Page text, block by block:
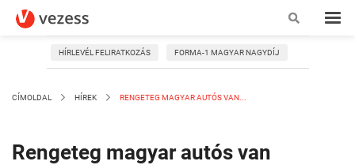
HÍRLEVÉL FELIRATKOZÁS FORMA-1 MAGYAR NAGYDÍJ
CÍMOLDAL HÍREK RENGETEG MAGYAR AUTÓS VAN...
Rengeteg magyar autós van